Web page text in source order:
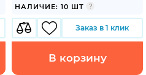
НАЛИЧИЕ: 10 ШТ
Заказ в 1 клик
В корзину